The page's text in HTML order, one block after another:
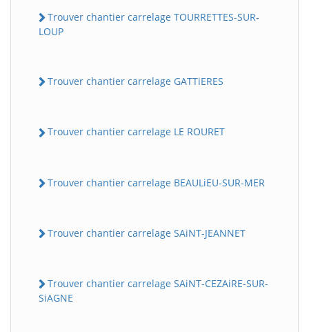
Trouver chantier carrelage TOURRETTES-SUR-
LOUP
Trouver chantier carrelage GATTiERES
Trouver chantier carrelage LE ROURET
Trouver chantier carrelage BEAULiEU-SUR-MER
Trouver chantier carrelage SAiNT-JEANNET
Trouver chantier carrelage SAiNT-CEZAiRE-SUR-
SiAGNE